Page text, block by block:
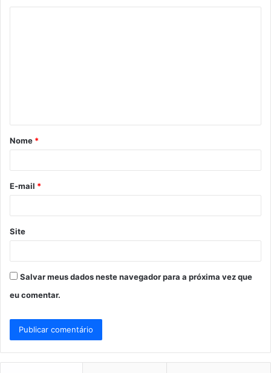
á
r
*
Nome *
E-mail *
Site
Salvar meus dados neste navegador para a próxima vez que
eu comentar.